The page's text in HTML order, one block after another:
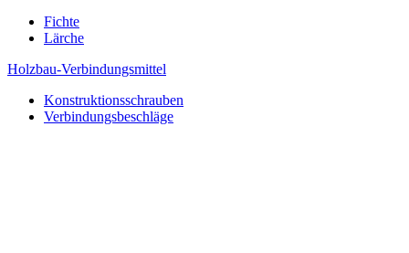
Fichte
Lärche
Holzbau-Verbindungsmittel
Konstruktionsschrauben
Verbindungsbeschläge